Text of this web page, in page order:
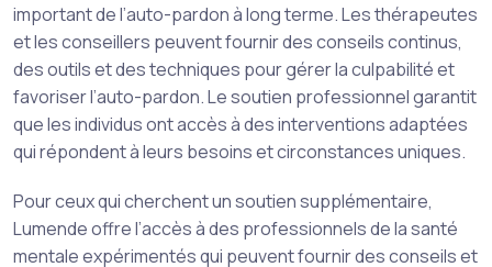
important de l’auto-pardon à long terme. Les thérapeutes
et les conseillers peuvent fournir des conseils continus,
des outils et des techniques pour gérer la culpabilité et
favoriser l’auto-pardon. Le soutien professionnel garantit
que les individus ont accès à des interventions adaptées
qui répondent à leurs besoins et circonstances uniques.
Pour ceux qui cherchent un soutien supplémentaire,
Lumende offre l’accès à des professionnels de la santé
mentale expérimentés qui peuvent fournir des conseils et